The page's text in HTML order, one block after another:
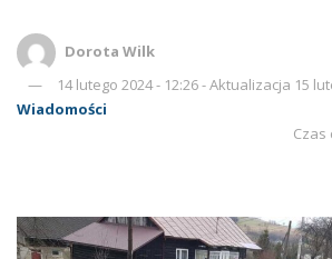
Dorota Wilk
14 lutego 2024 - 12:26 - Aktualizacja 15
Wiadomości
Czas